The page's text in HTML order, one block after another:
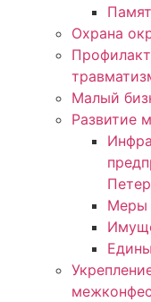
Охрана
Малый
Развитие
Меры